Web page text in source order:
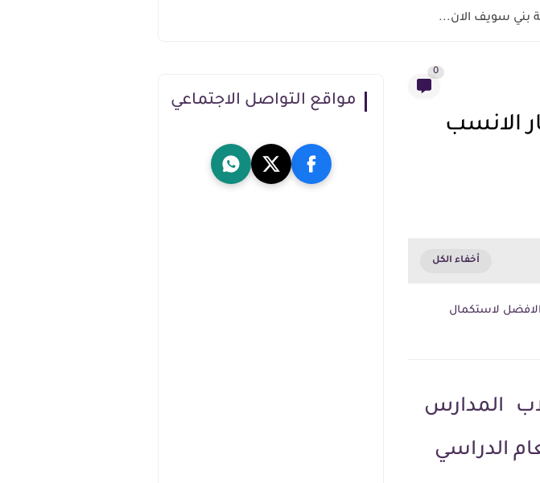
0
الانسب
لاستكمال
المدارس
الدراسي
مواقع التواصل الاجتماعي